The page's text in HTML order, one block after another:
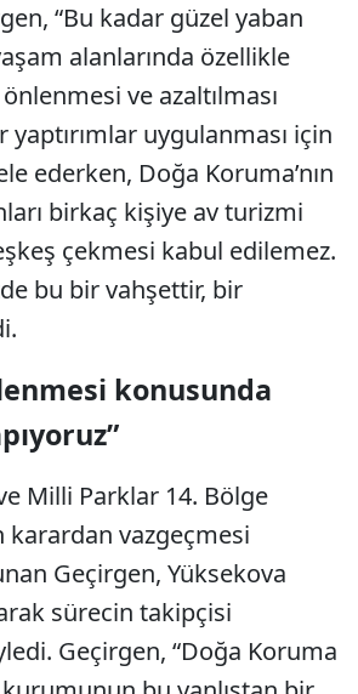
“Bu kadar güzel yaban
alanlarında özellikle
ve azaltılması
yaptırımlar uygulanması için
ederken, Doğa Koruma’nın
birkaç kişiye av turizmi
çekmesi kabul edilemez.
bu bir vahşettir, bir
konusunda
Milli Parklar 14. Bölge
karardan vazgeçmesi
Geçirgen, Yüksekova
sürecin takipçisi
Geçirgen, “Doğa Koruma